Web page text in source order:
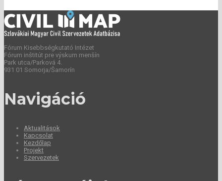
Fórum Kisebbségkutató Intézet
Fórum inštitút pre výskum menšín
Park utca/Parková 4.
931 01 Somorja/Šamorín
Navigáció
Aktualitások
Kapcsolat
Kezdőlap
Projekt
Szervezetek